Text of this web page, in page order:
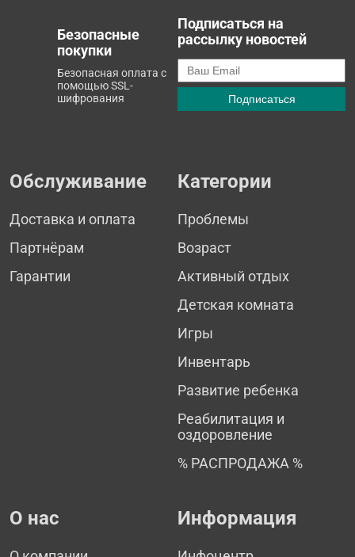
Безопасные
покупки
Безопасная оплата с
помощью SSL-
шифрования
Подписаться на
рассылку новостей
Обслуживание
Доставка и оплата
Партнёрам
Гарантии
Категории
Проблемы
Возраст
Активный отдых
Детская комната
Игры
Инвентарь
Развитие ребенка
Реабилитация и
оздоровление
% РАСПРОДАЖА %
О нас Информация